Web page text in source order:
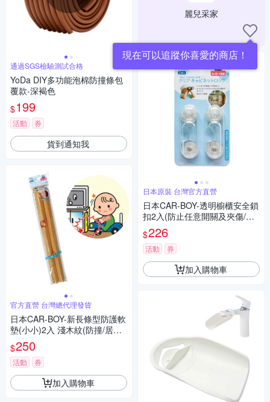
通過SGS檢驗測試合格
YoDa DIY多功能泡棉防撞條包
覆款-深褐色
$199
活動 券
貨到通知我
官方直營 台灣總代理發貨
日本CAR-BOY-新長條型防護軟
墊(小小)2入 淺木紋(防撞/居家
安全/桌角/幼兒安全/樂齡)
$250
活動 券
加入購物車
麗兒采家
現在可以追蹤你喜愛的商店！
日本原裝 台灣官方直營
日本CAR-BOY-透明櫥櫃安全鎖
扣2入(防止任意開關及夾傷/適
用各式櫥櫃、衣櫥或電視櫃等
處)
$226
活動 券
加入購物車